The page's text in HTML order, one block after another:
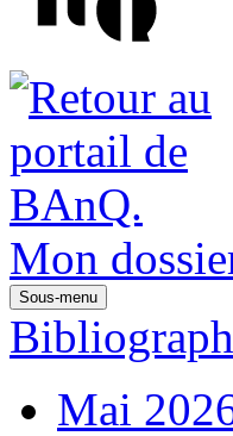
Mon
Sous-menu
Mai